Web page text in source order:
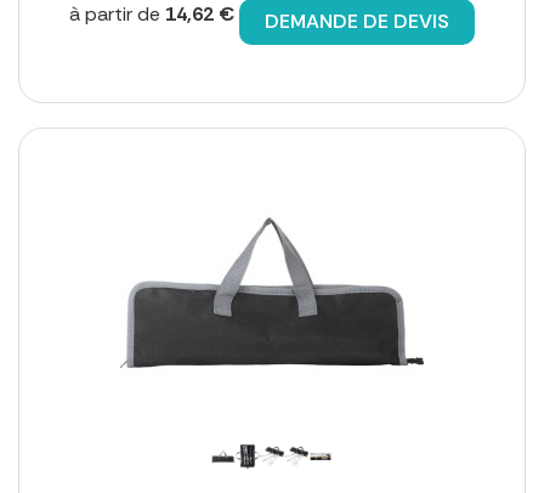
à partir de 14,62 € DEMANDE DE DEVIS